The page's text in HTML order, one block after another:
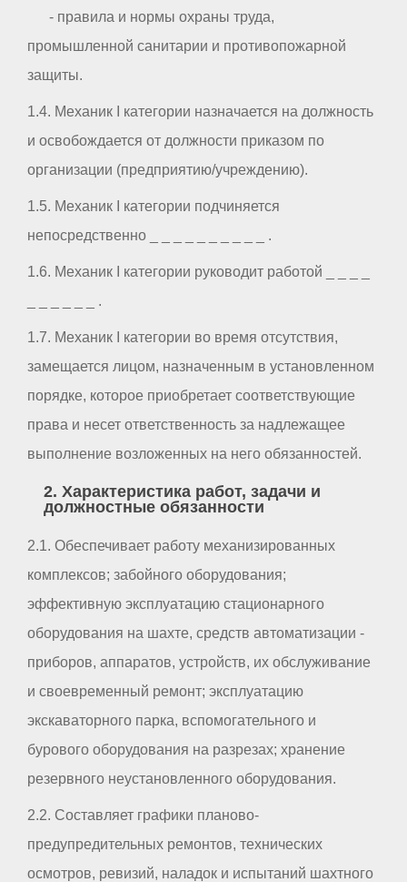
- правила и нормы охраны труда,
промышленной санитарии и противопожарной
защиты.
1.4. Механик I категории назначается на должность
и освобождается от должности приказом по
организации (предприятию/учреждению).
1.5. Механик I категории подчиняется
непосредственно _ _ _ _ _ _ _ _ _ _ .
1.6. Механик I категории руководит работой _ _ _ _
_ _ _ _ _ _ .
1.7. Механик I категории во время отсутствия,
замещается лицом, назначенным в установленном
порядке, которое приобретает соответствующие
права и несет ответственность за надлежащее
выполнение возложенных на него обязанностей.
2. Характеристика работ, задачи и
должностные обязанности
2.1. Обеспечивает работу механизированных
комплексов; забойного оборудования;
эффективную эксплуатацию стационарного
оборудования на шахте, средств автоматизации -
приборов, аппаратов, устройств, их обслуживание
и своевременный ремонт; эксплуатацию
экскаваторного парка, вспомогательного и
бурового оборудования на разрезах; хранение
резервного неустановленного оборудования.
2.2. Составляет графики планово-
предупредительных ремонтов, технических
осмотров, ревизий, наладок и испытаний шахтного